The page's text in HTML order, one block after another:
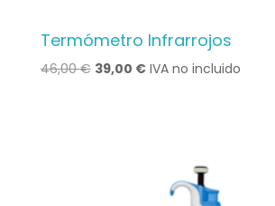
Termómetro Infrarrojos
46,00€ Le
39,00 €Le
IVA no incluido